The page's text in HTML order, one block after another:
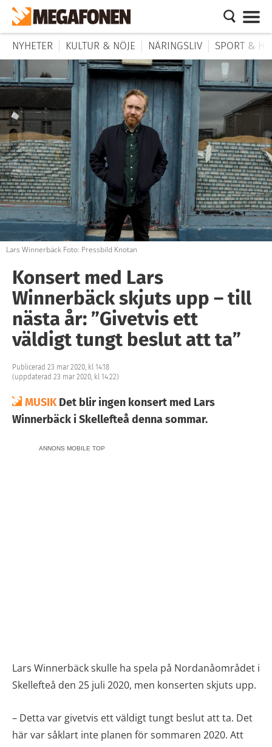
NYHETER KULTUR & NÖJE NÄRINGSLIV SPORT &
Lars Winnerbäck Foto: Pressbild Knotan
Konsert med Lars
Winnerbäck skjuts upp – till
nästa år: ”Givetvis ett
väldigt tungt beslut att ta”
Publicerad 23 mar 2020, kl 14:18
(uppdaterad 23 mar 2020, kl 14:22)
MUSIKDet blir ingen konsert med Lars
Winnerbäck i Skellefteå denna sommar.
ANNONS MOBILE TOP
Lars Winnerbäck skulle ha spela på Nordanåområdet i
Skellefteå den 25 juli 2020, men konserten skjuts upp.
– Detta var givetvis ett väldigt tungt beslut att ta. Det
här var såklart inte planen för sommaren 2020. Att